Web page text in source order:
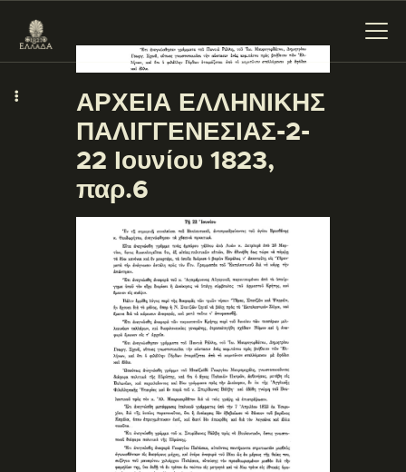
ΕΝΌΤΗΤΕΣ
ΞΥΛΌΚΑΣΤΡΟ –
ΕΥΡΩΣΤΊΝΗ
ΑΡΧΕΙΑ ΕΛΛΗΝΙΚΗΣ
ΠΑΛΙΓΓΕΝΕΣΙΑΣ-2-
22 Ιουνίου 1823,
παρ.6